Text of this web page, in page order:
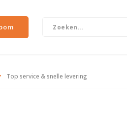
Top service & snelle levering